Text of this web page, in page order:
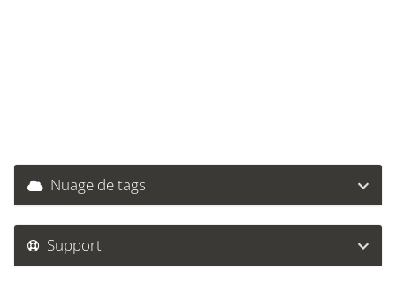
Nuage de tags
Support